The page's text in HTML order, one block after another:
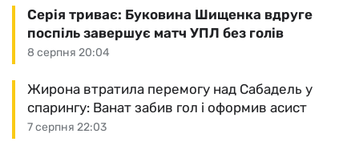
8 серпня 20:04
Серія триває: Буковина Шищенка вдруге
поспіль завершує матч УПЛ без голів
7 серпня 22:03
Жирона втратила перемогу над Сабадель у
спарингу: Ванат забив гол і оформив асист